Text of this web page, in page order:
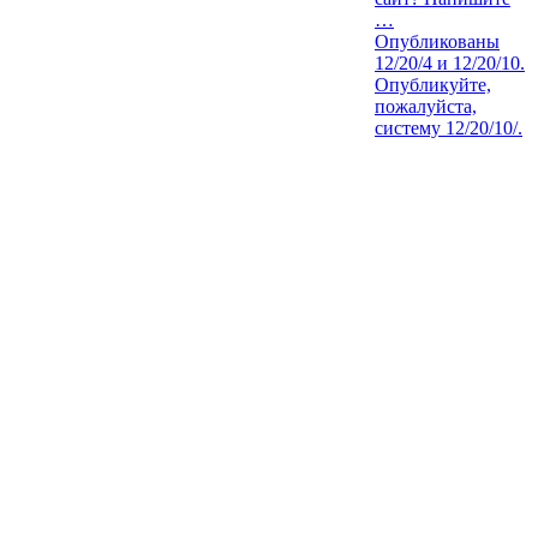
…
Опубликованы
12/20/4 и 12/20/10.
Опубликуйте,
пожалуйста,
систему 12/20/10/.